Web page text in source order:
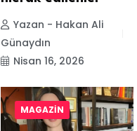
Yazan - Hakan Ali
Günaydın
Nisan 16, 2026
MAGAZIN